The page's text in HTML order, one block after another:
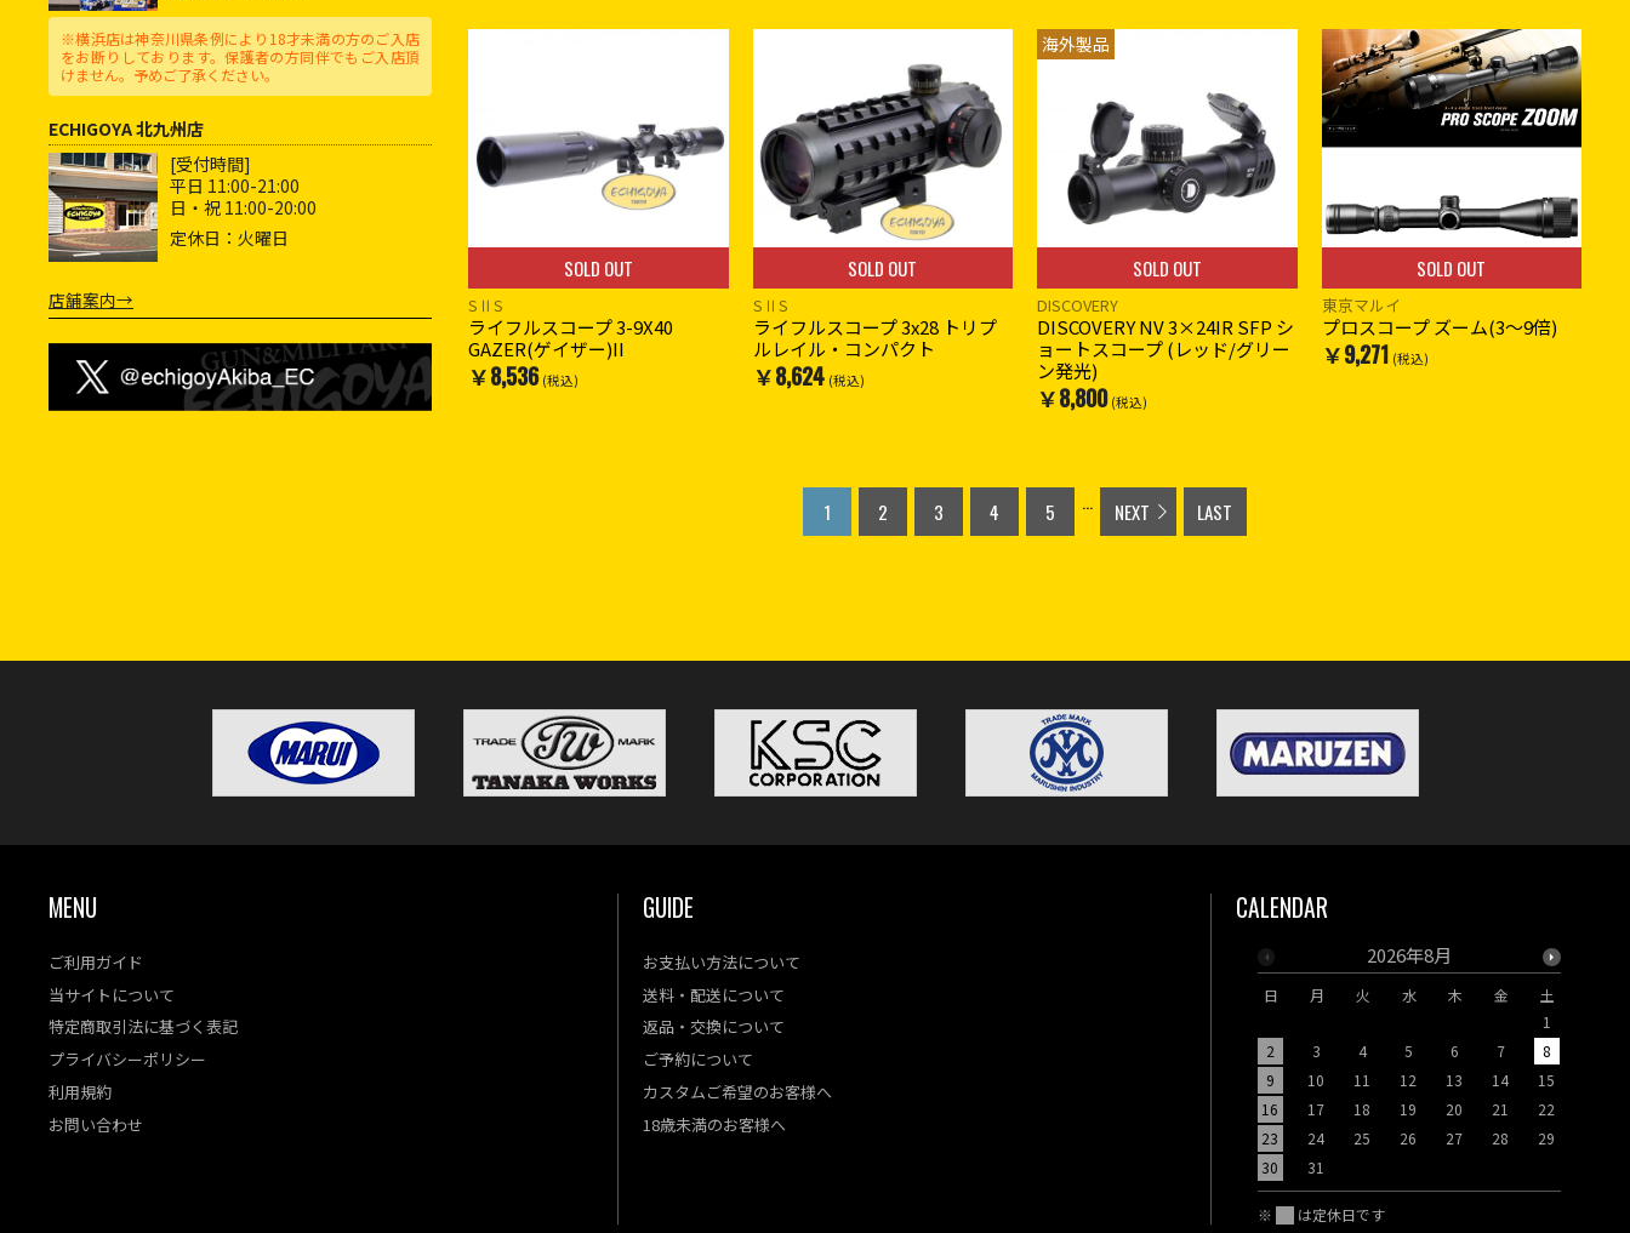
※横浜店は神奈川県条例により18才未満の方のご入店
をお断りしております。保護者の方同伴でもご入店頂
けません。予めご了承ください。
ECHIGOYA 北九州店
[受付時間]
平日 11:00-21:00
日・祝 11:00-20:00
定休日：火曜日
店舗案内→
20mmレール対応
全長 : 16cm
重量 : 290g
SOLD OUT
SⅡS
ライフルスコープ 3-9X40
GAZER(ゲイザー)II
￥8,536 (税込)
SOLD OUT
SⅡS
ライフルスコープ 3x28 トリプ
ルレイル・コンパクト
￥8,624 (税込)
海外製品
SOLD OUT
DISCOVERY
DISCOVERY NV 3×24IR SFP シ
ョートスコープ (レッド/グリー
ン発光)
￥8,800 (税込)
SOLD OUT
東京マルイ
プロスコープ ズーム(3〜9倍)
￥9,271 (税込)
1 2 3 4 5 ... NEXT LAST
MENU
ご利用ガイド
当サイトについて
特定商取引法に基づく表記
プライバシーポリシー
利用規約
お問い合わせ
GUIDE
お支払い方法について
送料・配送について
返品・交換について
ご予約について
カスタムご希望のお客様へ
18歳未満のお客様へ
CALENDAR
2026年8月
日 月 火 水 木 金
土
1
2
3 4 5 6 7
8
9
10 11 12 13 14
15
16
17 18 19 20 21
22
23
24 25 26 27 28
29
30
31
※ は定休日です